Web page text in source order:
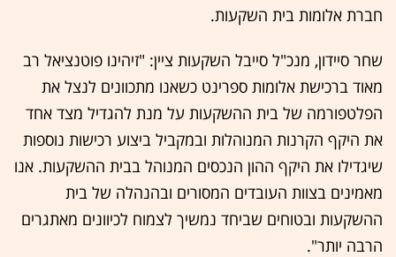
חברת אלומות בית השקעות.
שחר סיידון, מנכ"ל סייבל השקעות ציין: "זיהינו פוטנציאל רב
מאוד ברכישת אלומות ספרינט כשאנו מתכוונים לנצל את
הפלטפורמה של בית ההשקעות על מנת להגדיל מצד אחד
את היקף הקרנות המנוהלות ובמקביל ביצוע רכישות נוספות
שיגדילו את היקף ההון הנכסים המנוהל בבית ההשקעות. אנו
מאמינים בצוות העובדים המסורים ובהנהלה של בית
ההשקעות ובטוחים שביחד נמשיך לצמוח לכיוונים מאתגרים
הרבה יותר".